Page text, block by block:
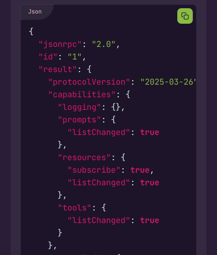
{
"jsonrpc" : "2.0" ,
"id" : "1" ,
"result" :
{
"protocolVersion" : "2025-03-26"
"capabilities" :
{
"logging" :
{},
"prompts" :
{
"listChanged" : true
},
"resources" :
{
"subscribe" : true,
"listChanged" : true
},
"tools" :
{
"listChanged" : true
}
},